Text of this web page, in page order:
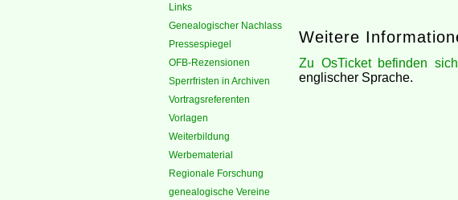
Links
Genealogischer Nachlass
Pressespiegel
OFB-Rezensionen
Sperrfristen in Archiven
Vortragsreferenten
Vorlagen
Weiterbildung
Werbematerial
Regionale Forschung
genealogische Vereine
Weitere
Zu OsTicket befinden
englischer Sprache.